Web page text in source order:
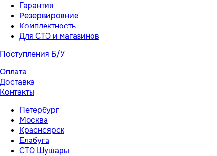
Гарантия
Резервировние
Комплектность
Для СТО и магазинов
Поступления Б/У
Оплата
Доставка
Контакты
Петербург
Москва
Красноярск
Елабуга
СТО Шушары